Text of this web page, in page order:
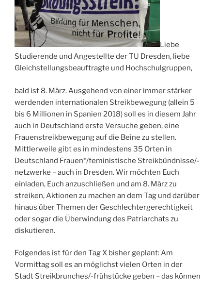
Liebe
Studierende und Angestellte der TU Dresden, liebe
Gleichstellungsbeauftragte und Hochschulgruppen,
bald ist 8. März. Ausgehend von einer immer stärker
werdenden internationalen Streikbewegung (allein 5
bis 6 Millionen in Spanien 2018) soll es in diesem Jahr
auch in Deutschland erste Versuche geben, eine
Frauenstreikbewegung auf die Beine zu stellen.
Mittlerweile gibt es in mindestens 35 Orten in
Deutschland Frauen*/feministische Streikbündnisse/-
netzwerke – auch in Dresden. Wir möchten Euch
einladen, Euch anzuschließen und am 8. März zu
streiken, Aktionen zu machen an dem Tag und darüber
hinaus über Themen der Geschlechtergerechtigkeit
oder sogar die Überwindung des Patriarchats zu
diskutieren.
Folgendes ist für den Tag X bisher geplant: Am
Vormittag soll es an möglichst vielen Orten in der
Stadt Streikbrunches/-frühstücke geben – das können